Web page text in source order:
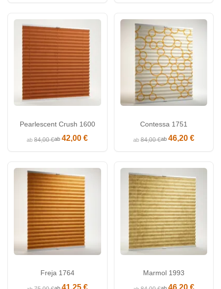
Pearlescent Crush 1600
ab84,00 €ab42,00 €
Contessa 1751
ab84,00 €ab 46,20 €
Freja 1764
41,25 €
Marmol 1993
46,20 €